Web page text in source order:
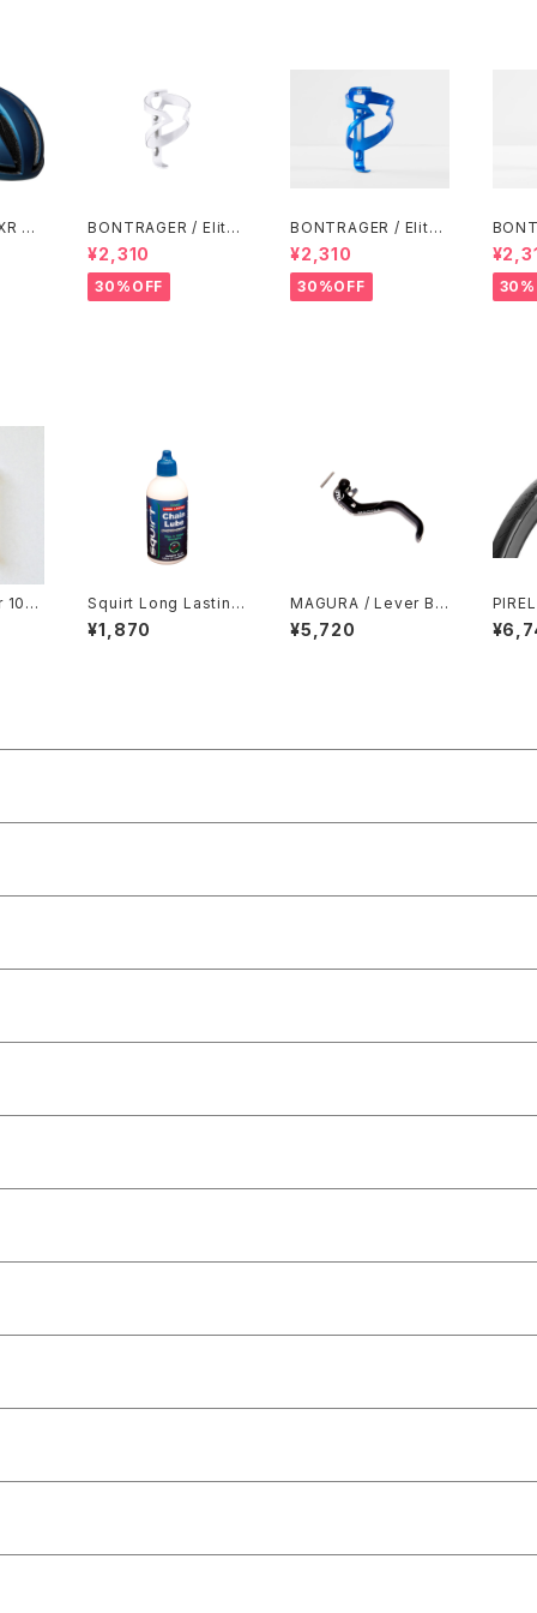
Mi
Gr
BONTRAGER / Elite
Water Bottle Cage /
White
¥2,310
30%OFF
BONTRAGER / Elite
Water Bottle Cage /
Alpine Blue
¥2,310
30%OFF
100
Squirt Long Lasting
Chain Lube 120ml
¥1,870
MAGURA / Lever Br
ade HC 1-Finger Alu
minium
¥5,720
T